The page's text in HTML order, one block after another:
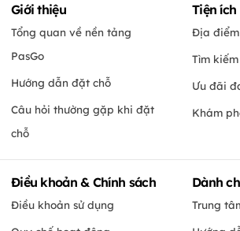
Giới thiệu
Tổng quan về nền tảng
PasGo
Hướng dẫn đặt chỗ
Câu hỏi thường gặp khi đặt
chỗ
Tiện ích
Địa
Tìm
Ưu đãi
Khám
Điều khoản & Chính sách
Điều khoản sử dụng
Dành
Trung